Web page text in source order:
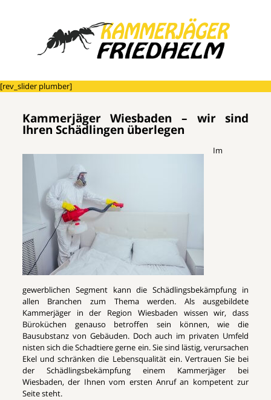
[rev_slider plumber]
Kammerjäger Wiesbaden – wir sind
Ihren Schädlingen überlegen
Im
gewerblichen Segment kann die Schädlingsbekämpfung in
allen Branchen zum Thema werden. Als ausgebildete
Kammerjäger in der Region Wiesbaden wissen wir, dass
Büroküchen genauso betroffen sein können, wie die
Bausubstanz von Gebäuden. Doch auch im privaten Umfeld
nisten sich die Schadtiere gerne ein. Sie sind lästig, verursachen
Ekel und schränken die Lebensqualität ein. Vertrauen Sie bei
der Schädlingsbekämpfung einem Kammerjäger bei
Wiesbaden, der Ihnen vom ersten Anruf an kompetent zur
Seite steht.